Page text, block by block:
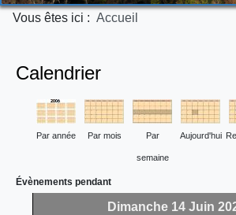
Vous êtes ici : Accueil
Calendrier
Par année Par mois Par
semaine
Aujourd'hui
Évènements pendant
Dimanche 14 Juin